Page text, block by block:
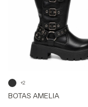
BOTAS AMELIA
+2